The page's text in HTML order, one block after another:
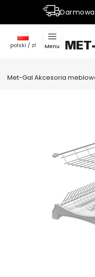
Rabaty do
Menu
polski / zł
Met-Gal Akcesoria